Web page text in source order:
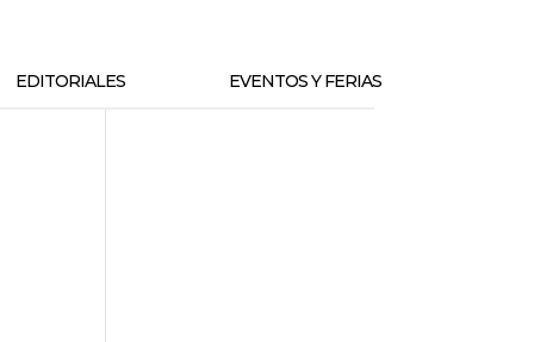
EDITORIALES EVENTOS Y FERIAS